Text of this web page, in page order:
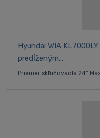
Hyundai WIA
predĺženým...
Priemer skľučovadla 24"